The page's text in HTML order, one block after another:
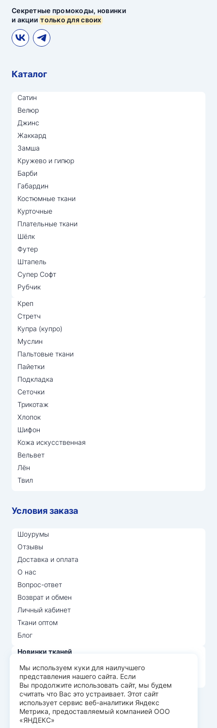
Секретные промокоды, новинки
и акциитолько для своих
Каталог
Сатин
Велюр
Джинс
Жаккард
Замша
Кружево и гипюр
Барби
Габардин
Костюмные ткани
Курточные
Плательные ткани
Шёлк
Футер
Штапель
Супер Софт
Рубчик
Креп
Стретч
Купра (купро)
Муслин
Пальтовые ткани
Пайетки
Подкладка
Сеточки
Трикотаж
Хлопок
Шифон
Кожа искусственная
Вельвет
Лён
Твил
Условия заказа
Шоурумы
Отзывы
Доставка и оплата
О нас
Вопрос-ответ
Возврат и обмен
Личный кабинет
Ткани оптом
Блог
Новинки тканей
Распродажа тканей
Лидеры продаж
© Арт Текс — продажа тканей оптом, 2026
Пользовательское соглашение
Мы используем куки для наилучшего
представления нашего сайта. Если
Вы продолжите использовать сайт, мы будем
считать что Вас это устраивает. Этот сайт
использует сервис веб-аналитики Яндекс
Метрика, предоставляемый компанией ООО
«ЯНДЕКС»